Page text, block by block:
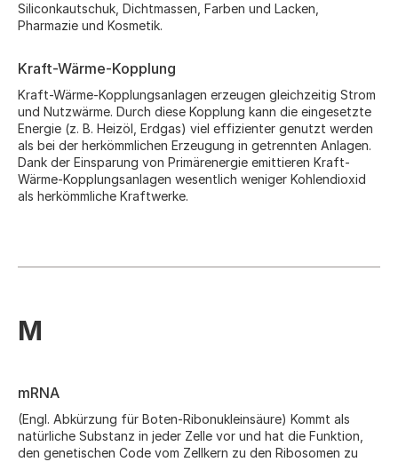
Siliconkautschuk, Dichtmassen, Farben und Lacken,
Pharmazie und Kosmetik.
Kraft-Wärme-Kopplung
Kraft-Wärme-Kopplungsanlagen erzeugen gleichzeitig Strom
und Nutzwärme. Durch diese Kopplung kann die eingesetzte
Energie (z. B. Heizöl, Erdgas) viel effizienter genutzt werden
als bei der herkömmlichen Erzeugung in getrennten Anlagen.
Dank der Einsparung von Primärenergie emittieren Kraft-
Wärme-Kopplungsanlagen wesentlich weniger Kohlendioxid
als herkömmliche Kraftwerke.
M
mRNA
(Engl. Abkürzung für Boten-Ribonukleinsäure) Kommt als
natürliche Substanz in jeder Zelle vor und hat die Funktion,
den genetischen Code vom Zellkern zu den Ribosomen zu